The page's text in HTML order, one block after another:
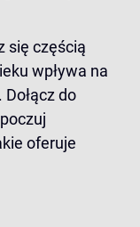
się częścią
wpływa na
do
oferuje